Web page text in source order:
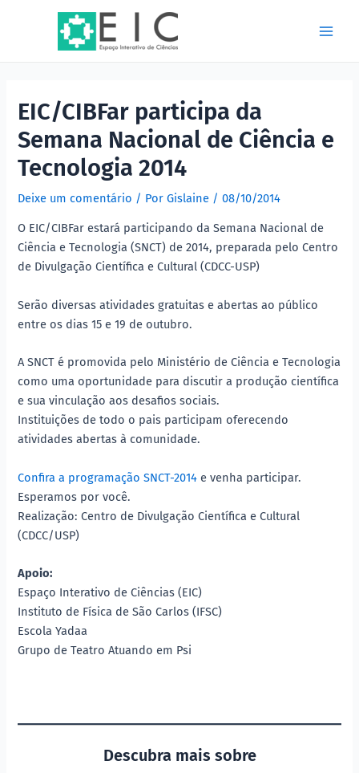
EIC/CIBFar participa da
Semana Nacional de Ciência e
Tecnologia 2014
Deixe um comentário / PorGislaine /08/10/2014
O EIC/CIBFar estará participando da Semana Nacional de
Ciência e Tecnologia (SNCT) de 2014, preparada pelo Centro
de Divulgação Científica e Cultural (CDCC-USP)
Serão diversas atividades gratuitas e abertas ao público
entre os dias 15 e 19 de outubro.
A SNCT é promovida pelo Ministério de Ciência e Tecnologia
como uma oportunidade para discutir a produção científica
e sua vinculação aos desafios sociais.
Instituições de todo o pais participam oferecendo
atividades abertas à comunidade.
Confira a programação SNCT-2014 e venha participar.
Esperamos por você.
Realização: Centro de Divulgação Científica e Cultural
(CDCC/USP)
Apoio:
Espaço Interativo de Ciências (EIC)
Instituto de Física de São Carlos (IFSC)
Escola Yadaa
Grupo de Teatro Atuando em Psi
Descubra mais sobre
navigation